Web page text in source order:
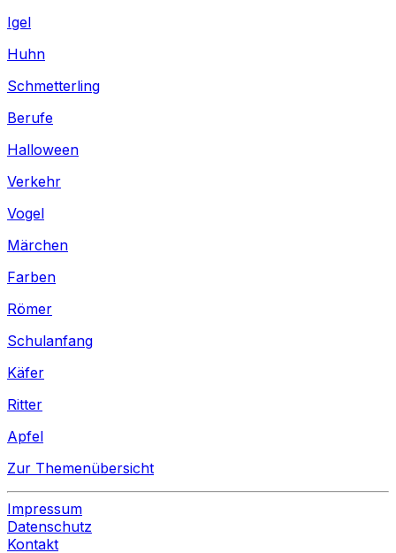
Igel
Huhn
Schmetterling
Berufe
Halloween
Verkehr
Vogel
Märchen
Farben
Römer
Schulanfang
Käfer
Ritter
Apfel
Zur Themenübersicht
Impressum
Datenschutz
Kontakt